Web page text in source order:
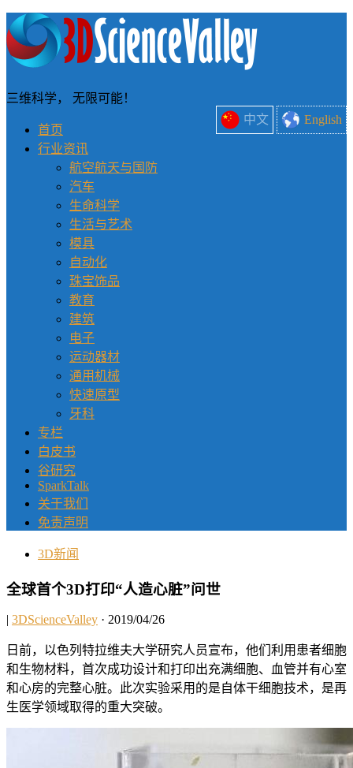
中文 English
三维科学， 无限可能！
首页
行业资讯
航空航天与国防
汽车
生命科学
生活与艺术
模具
自动化
珠宝饰品
教育
建筑
电子
运动器材
通用机械
快速原型
牙科
专栏
白皮书
谷研究
SparkTalk
关于我们
免责声明
3D新闻
全球首个3D打印“人造心脏”问世
| 3DScienceValley · 2019/04/26
日前，以色列特拉维夫大学研究人员宣布，他们利用患者细胞
和生物材料，首次成功设计和打印出充满细胞、血管并有心室
和心房的完整心脏。此次实验采用的是自体干细胞技术，是再
生医学领域取得的重大突破。